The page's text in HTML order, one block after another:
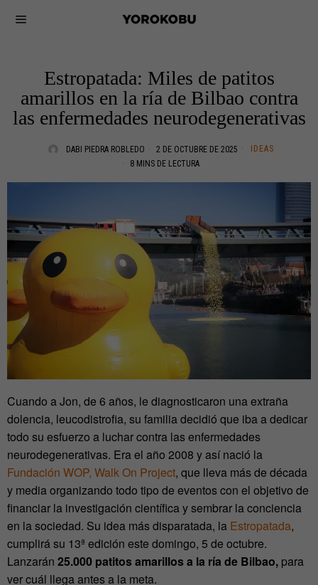
Estropatada: Miles de patitos
amarillos en la ría de Bilbao contra
las enfermedades neurodegenerativas
DABI PIEDRA ROBLEDO 2 DE OCTUBRE DE 2025
IDEAS
8 MINS DE LECTURA
Cuando a Jon, de 6 años, le diagnosticaron una extraña
dolencia, leucodistrofia, su familia decidió que iba a dedicar
todo su esfuerzo a luchar contra las enfermedades
neurodegenerativas. Era el año 2008 y así nació la
Fundación WOP, Walk On Project, que lleva más de década
y media organizando todo tipo de eventos con el objetivo de
financiar la investigación científica y sembrar la conciencia
en la sociedad. Su idea más disparatada, la Estropatada,
cumplirá su 13ª edición este domingo, 5 de octubre.
Lanzarán 25.000 patitos amarillos a la ría de Bilbao, para
ver cuál llega antes a la meta.